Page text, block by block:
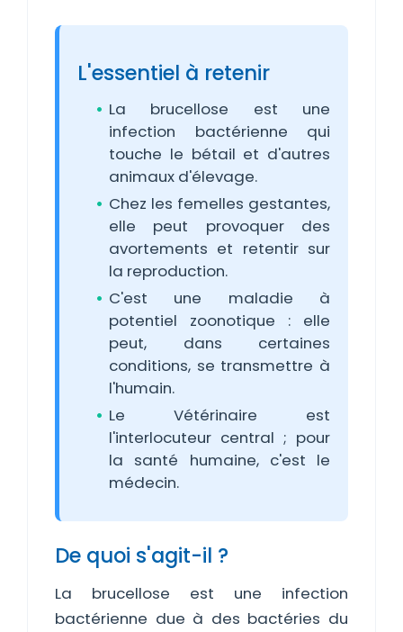
L'essentiel à retenir
La brucellose est une
infection bactérienne qui
touche le bétail et d'autres
animaux d'élevage.
Chez les femelles gestantes,
elle peut provoquer des
avortements et retentir sur
la reproduction.
C'est une maladie à
potentiel zoonotique : elle
peut, dans certaines
conditions, se transmettre à
l'humain.
Le Vétérinaire est
l'interlocuteur central ; pour
la santé humaine, c'est le
médecin.
De quoi s'agit-il ?
La brucellose est une infection
bactérienne due à des bactéries du